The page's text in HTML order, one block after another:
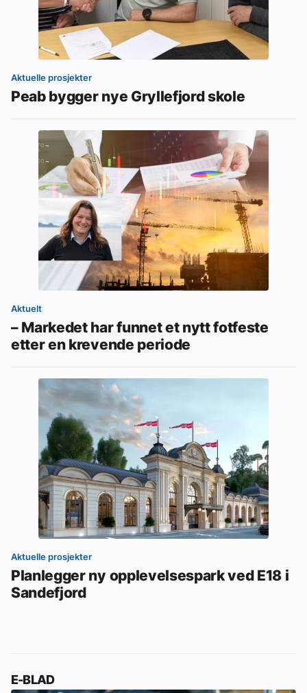
Aktuelle prosjekter
Peab bygger nye Gryllefjord skole
Aktuelt
– Markedet har funnet et nytt fotfeste
etter en krevende periode
Aktuelle prosjekter
Planlegger ny opplevelsespark ved E18 i
Sandefjord
E-BLAD